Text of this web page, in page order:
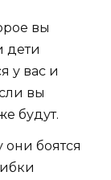
вы
дети
у вас и
вы
будут.
они боятся